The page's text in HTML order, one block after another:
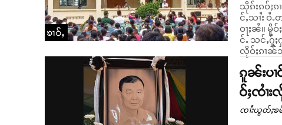
ၶၢဝ်ႇ
သိုၵ်းၵဝ်ႈ
င်ႇသၢႆး ဝႆ
ဝႃႈၼႆ။ မိူဝ်ႈဝႃး ဝၼ်းတီႈ 09/09/2024 ယၢမ်းၵၢင်ၼႂ် သိုၵ်းၵဝ်ႈၵၢင်ႉ ၵိုင်ႉၵၢ
င်ႉ သင်ႇႁႂ်
လိုဝ်ႈၵၢၼ်
ၵူၼ်းပ
ဝ်ႈၸၢႆး
ၸၢႆးယွတ်ႈၶ